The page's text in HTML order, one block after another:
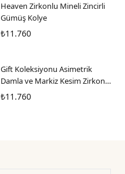
Heaven Zirkonlu Mineli Zincirli
Gümüş Kolye
₺11.760
Gift Koleksiyonu Asimetrik
Damla ve Markiz Kesim Zirkon
Taşlı Gümüş Zincir Bileklik
₺11.760